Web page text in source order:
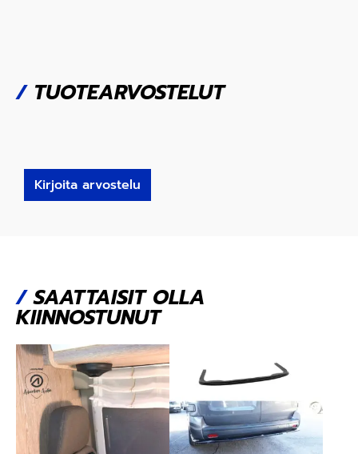
/TUOTEARVOSTELUT
Kirjoita arvostelu
/SAATTAISIT OLLA
KIINNOSTUNUT